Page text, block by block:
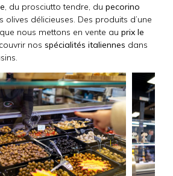
, du prosciutto tendre, du pecorino
olives délicieuses. Des produits d’une
que nous mettons en vente au prix le
nos spécialités italiennes dans